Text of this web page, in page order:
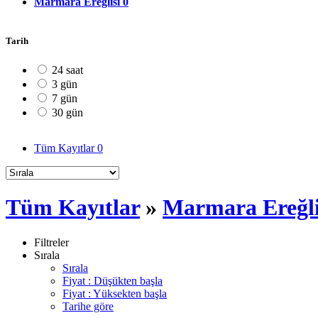
Tarih
24 saat
3 gün
7 gün
30 gün
Tüm Kayıtlar0
Tüm Kayıtlar» Marmara
Filtreler
Sırala
Sırala
Fiyat : Düşükten başla
Fiyat : Yüksekten başla
Tarihe göre